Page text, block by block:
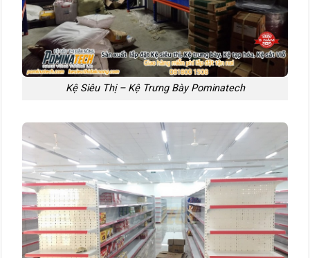
Kệ Siêu Thị – Kệ Trưng Bày Pominatech